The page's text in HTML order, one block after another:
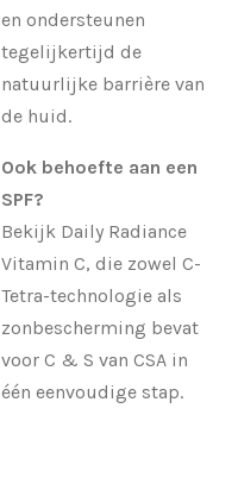
en ondersteunen
tegelijkertijd de
natuurlijke barrière van
de huid.
Ook behoefte aan een
SPF?
Bekijk Daily Radiance
Vitamin C, die zowel C-
Tetra-technologie als
zonbescherming bevat
voor C & S van CSA in
één eenvoudige stap.